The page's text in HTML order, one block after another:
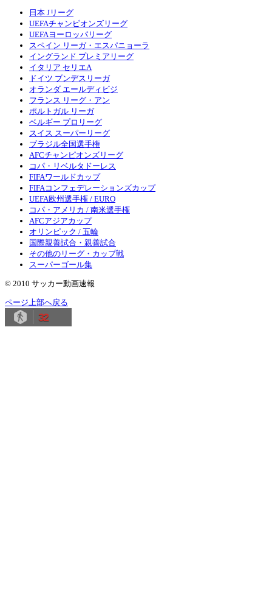
日本 Jリーグ
UEFAチャンピオンズリーグ
UEFAヨーロッパリーグ
スペイン リーガ・エスパニョーラ
イングランド プレミアリーグ
イタリア セリエA
ドイツ ブンデスリーガ
オランダ エールディビジ
フランス リーグ・アン
ポルトガル リーガ
ベルギー プロリーグ
スイス スーパーリーグ
ブラジル全国選手権
AFCチャンピオンズリーグ
コパ・リベルタドーレス
FIFAワールドカップ
FIFAコンフェデレーションズカップ
UEFA欧州選手権 / EURO
コパ・アメリカ / 南米選手権
AFCアジアカップ
オリンピック / 五輪
国際親善試合・親善試合
その他のリーグ・カップ戦
スーパーゴール集
© 2010 サッカー動画速報
ページ上部へ戻る
32